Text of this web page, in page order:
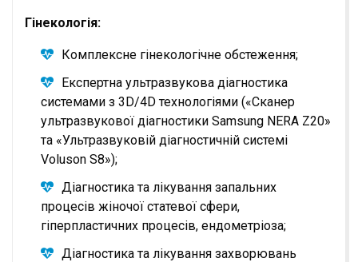
Гінекологія:
Комплексне гінекологічне обстеження;
Експертна ультразвукова діагностика
системами з 3D/4D технологіями («Сканер
ультразвукової діагностики Samsung NERA Z20»
та «Ультразвуковій діагностичній системі
Voluson S8»);
Діагностика та лікування запальних
процесів жіночої статевої сфери,
гіперпластичних процесів, ендометріоза;
Діагностика та лікування захворювань